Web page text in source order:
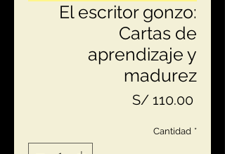
El escritor gonzo:
Cartas de
aprendizaje y
madurez
S/ 110.00Precio
Cantidad *